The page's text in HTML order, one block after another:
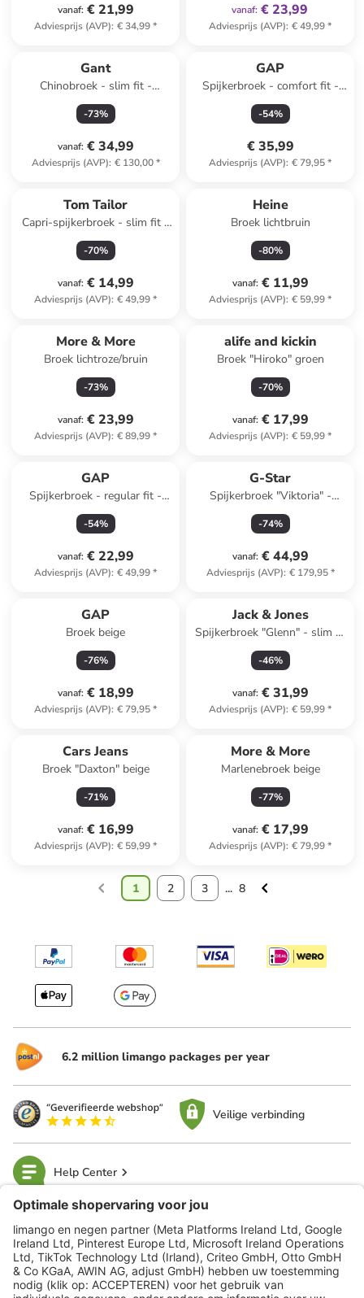
vanaf: € 21,99
Adviesprijs (AVP): € 34,99*
vanaf: € 23,99
Adviesprijs (AVP): € 49,99*
Gant
Chinobroek - slim fit -
koraalrood
-73%
vanaf: € 34,99
Adviesprijs (AVP): € 130,00*
GAP
Spijkerbroek - comfort fit -
donkerblauw
-54%
€ 35,99
Adviesprijs (AVP): € 79,95*
Tom Tailor
Capri-spijkerbroek - slim fit -
wit
-70%
vanaf: € 14,99
Adviesprijs (AVP): € 49,99*
Heine
Broek lichtbruin
-80%
vanaf: € 11,99
Adviesprijs (AVP): € 59,99*
More & More
Broek lichtroze/bruin
-73%
vanaf: € 23,99
Adviesprijs (AVP): € 89,99*
alife and kickin
Broek "Hiroko" groen
-70%
vanaf: € 17,99
Adviesprijs (AVP): € 59,99*
GAP
Spijkerbroek - regular fit -
lichtblauw
-54%
vanaf: € 22,99
Adviesprijs (AVP): € 49,99*
G-Star
Spijkerbroek "Viktoria" -
regular fit - donkerblauw
-74%
vanaf: € 44,99
Adviesprijs (AVP): € 179,95*
GAP
Broek beige
-76%
vanaf: € 18,99
Adviesprijs (AVP): € 79,95*
Jack & Jones
Spijkerbroek "Glenn" - slim fit
- lichtblauw
-46%
vanaf: € 31,99
Adviesprijs (AVP): € 59,99*
Cars Jeans
Broek "Daxton" beige
-71%
vanaf: € 16,99
Adviesprijs (AVP): € 59,99*
More & More
Marlenebroek beige
-77%
vanaf: € 17,99
Adviesprijs (AVP): € 79,99*
1 2 3 ... 8
6.2 million limango packages per year
Veilige verbinding
Help Center
limango
Veilig winkelen